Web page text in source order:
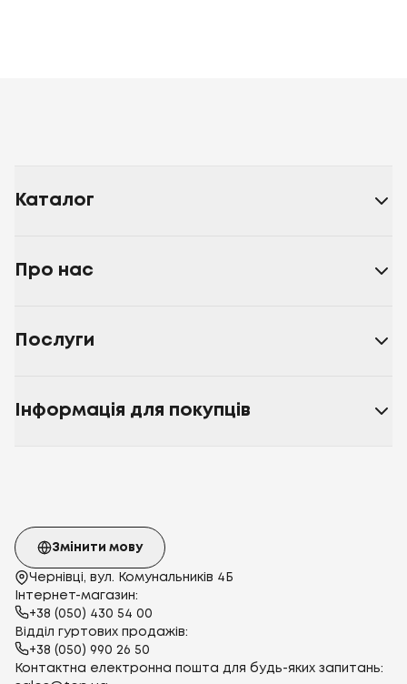
Каталог
Про нас
Послуги
Інформація для покупців
Чернівці, вул. Комунальників 4Б
Інтернет-магазин:
+38 (050) 430 54 00
Відділ гуртових продажів:
+38 (050) 990 26 50
Контактна електронна пошта для будь-яких запитань:
Змінити мову